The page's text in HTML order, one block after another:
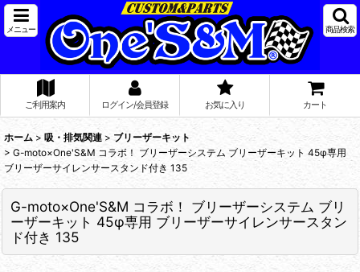
メニュー 商品検索
ご利用案内 ログイン/会員登録 お気に入り カート
ホーム > 吸・排気関連 > ブリーザーキット
> G-moto×One'S&M コラボ！ ブリーザーシステム ブリーザーキット 45φ専用
ブリーザーサイレンサースタンド付き 135
G-moto×One'S&M コラボ！ ブリーザーシステム ブリ
ーザーキット 45φ専用 ブリーザーサイレンサースタン
ド付き 135